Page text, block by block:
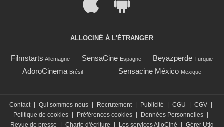
ALLOCINÉ À L'ÉTRANGER
Filmstarts Allemagne SensaCine Espagne Beyazperde Turquie
AdoroCinema Brésil Sensacine México Mexique
Contact Qui sommes-nous Recrutement Publicité CGU CGV
Politique de cookies
Préférences cookies Données Personnelles
Revue de presse
Charte d'écriture Les services AlloCiné Gérer Utiq